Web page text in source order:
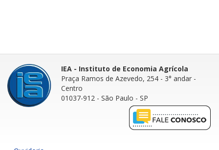
IEA - Instituto de Economia Agrícola
Praça Ramos de Azevedo, 254 - 3° andar -
Centro
01037-912 - São Paulo - SP